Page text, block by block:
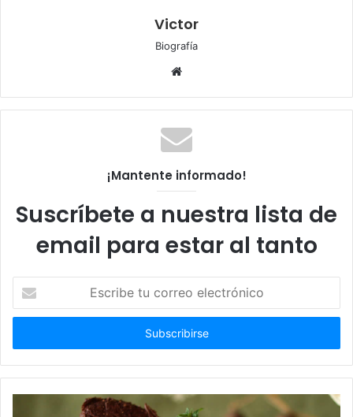
Victor
Biografía
Sitio
¡Mantente informado!
Suscríbete a nuestra lista de
email para estar al tanto
correo